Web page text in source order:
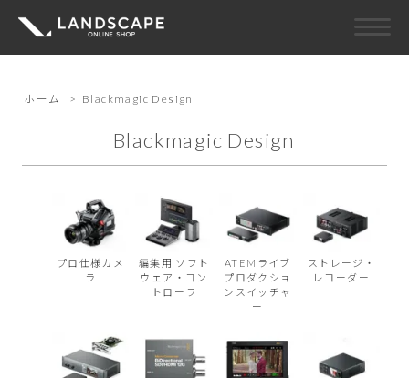
ホーム > Blackmagic Design
Blackmagic Design
プロ仕様カメ
ラ
編集用 ソフト
ウェア・コン
トローラ
ATEMライブ
プロダクショ
ンスイッチャ
ー
ストレージ・
レコーダー